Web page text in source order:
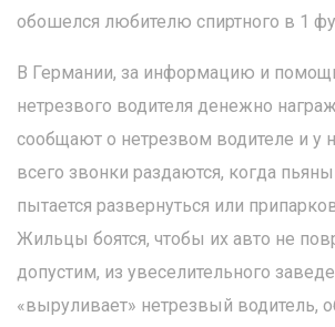
обошелся любителю спиртного в 1
В Германии, за информацию и
нетрезвого водителя денежно
сообщают о нетрезвом водителе и у
всего звонки раздаются, когда
пытается развернуться или
Жильцы боятся, чтобы их авто не
допустим, из увеселительного
«выруливает» нетрезвый водитель,